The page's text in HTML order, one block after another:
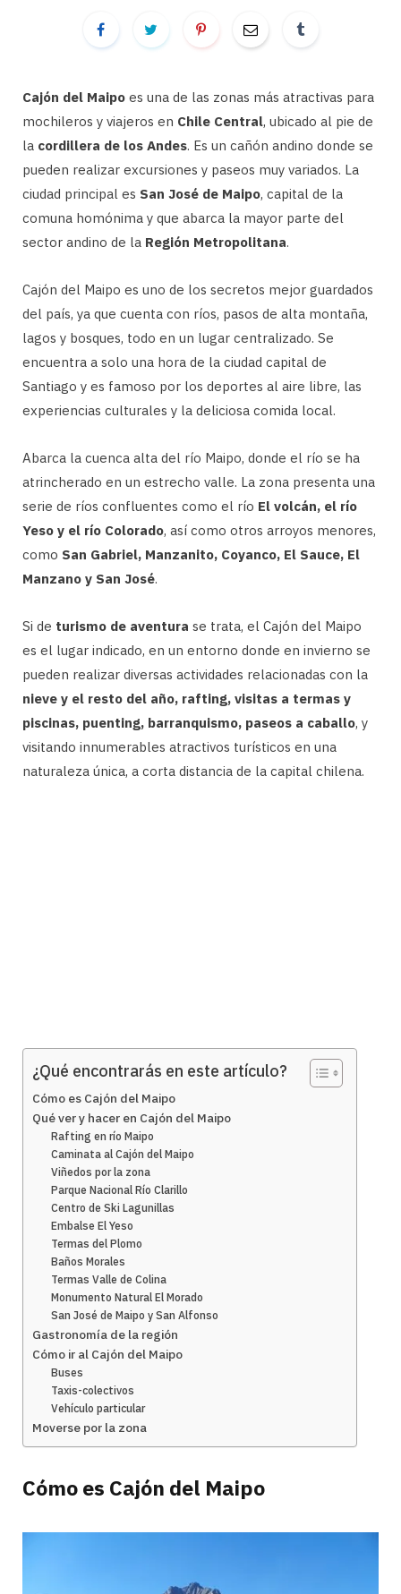
Cajón del Maipo es una de las zonas más atractivas para
mochileros y viajeros en Chile Central, ubicado al pie de
la cordillera de los Andes. Es un cañón andino donde se
pueden realizar excursiones y paseos muy variados. La
ciudad principal es San José de Maipo, capital de la
comuna homónima y que abarca la mayor parte del
sector andino de la Región Metropolitana.
Cajón del Maipo es uno de los secretos mejor guardados
del país, ya que cuenta con ríos, pasos de alta montaña,
lagos y bosques, todo en un lugar centralizado. Se
encuentra a solo una hora de la ciudad capital de
Santiago y es famoso por los deportes al aire libre, las
experiencias culturales y la deliciosa comida local.
Abarca la cuenca alta del río Maipo, donde el río se ha
atrincherado en un estrecho valle. La zona presenta una
serie de ríos confluentes como el río El volcán, el río
Yeso y el río Colorado, así como otros arroyos menores,
como San Gabriel, Manzanito, Coyanco, El Sauce, El
Manzano y San José.
Si de turismo de aventura se trata, el Cajón del Maipo
es el lugar indicado, en un entorno donde en invierno se
pueden realizar diversas actividades relacionadas con la
nieve y el resto del año, rafting, visitas a termas y
piscinas, puenting, barranquismo, paseos a caballo, y
visitando innumerables atractivos turísticos en una
naturaleza única, a corta distancia de la capital chilena.
¿Qué encontrarás en este artículo?
Cómo es Cajón del Maipo
Qué ver y hacer en Cajón del Maipo
Rafting en río Maipo
Caminata al Cajón del Maipo
Viñedos por la zona
Parque Nacional Río Clarillo
Centro de Ski Lagunillas
Embalse El Yeso
Termas del Plomo
Baños Morales
Termas Valle de Colina
Monumento Natural El Morado
San José de Maipo y San Alfonso
Gastronomía de la región
Cómo ir al Cajón del Maipo
Buses
Taxis-colectivos
Vehículo particular
Moverse por la zona
Cómo es Cajón del Maipo